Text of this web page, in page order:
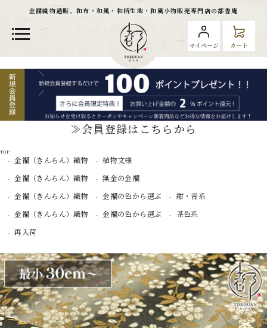
金襴織物通販、和布・和風・和柄生地・和風小物販売専門店の都香庵
マイページ カート
≫会員登録はこちらから
TOP
金襴（きんらん）織物
植物文様
金襴（きんらん）織物
無金の金襴
金襴（きんらん）織物
金襴の色から選ぶ
紺・青系
金襴（きんらん）織物
金襴の色から選ぶ
茶色系
再入荷